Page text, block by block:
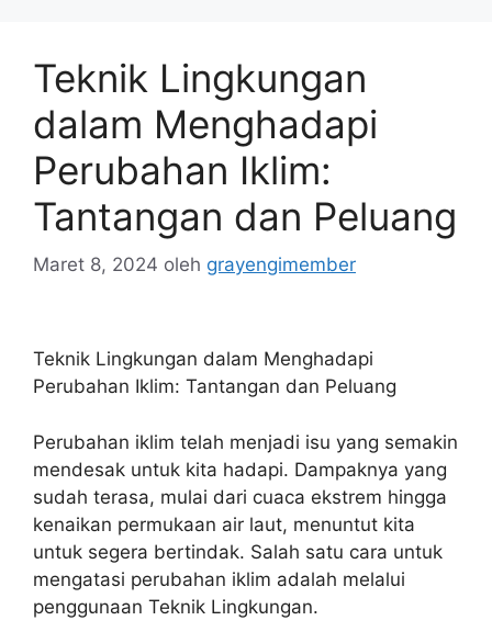
Teknik Lingkungan
dalam Menghadapi
Perubahan Iklim:
Tantangan dan Peluang
Maret 8, 2024 oleh grayengimember
Teknik Lingkungan dalam Menghadapi
Perubahan Iklim: Tantangan dan Peluang
Perubahan iklim telah menjadi isu yang semakin
mendesak untuk kita hadapi. Dampaknya yang
sudah terasa, mulai dari cuaca ekstrem hingga
kenaikan permukaan air laut, menuntut kita
untuk segera bertindak. Salah satu cara untuk
mengatasi perubahan iklim adalah melalui
penggunaan Teknik Lingkungan.